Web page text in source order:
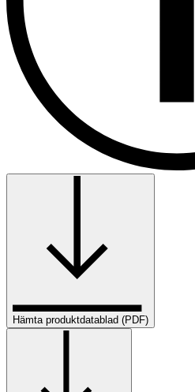
Hämta produktdatablad (PDF)